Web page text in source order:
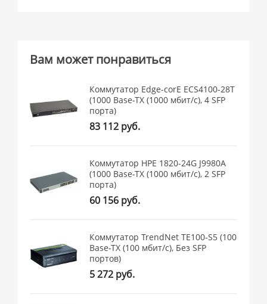
Вам может понравиться
Коммутатор Edge-corE ECS4100-28T
(1000 Base-TX (1000 мбит/с), 4 SFP
порта)
83 112 руб.
Коммутатор HPE 1820-24G J9980A
(1000 Base-TX (1000 мбит/с), 2 SFP
порта)
60 156 руб.
Коммутатор TrendNet TE100-S5 (100
Base-TX (100 мбит/с), Без SFP
портов)
5 272 руб.